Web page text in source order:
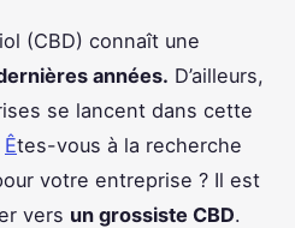
(CBD) connaît une
années. D’ailleurs,
se lancent dans cette
Êtes-vous à la recherche
votre entreprise ? Il est
vers un grossiste CBD.